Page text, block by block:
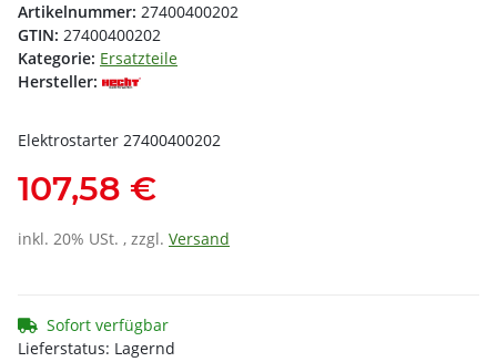
Artikelnummer: 27400400202
GTIN: 27400400202
Kategorie: Ersatzteile
Hersteller:
Elektrostarter 27400400202
107,58 €
inkl. 20% USt. , zzgl. Versand
Sofort verfügbar
Lieferstatus: Lagernd